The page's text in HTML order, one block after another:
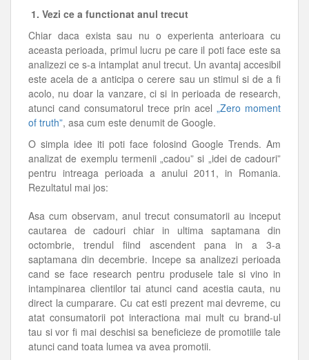
1. Vezi ce a functionat anul trecut
Chiar daca exista sau nu o experienta anterioara cu
aceasta perioada, primul lucru pe care il poti face este sa
analizezi ce s-a intamplat anul trecut. Un avantaj accesibil
este acela de a anticipa o cerere sau un stimul si de a fi
acolo, nu doar la vanzare, ci si in perioada de research,
atunci cand consumatorul trece prin acel „Zero moment
of truth”, asa cum este denumit de Google.
O simpla idee iti poti face folosind Google Trends. Am
analizat de exemplu termenii „cadou” si „idei de cadouri”
pentru intreaga perioada a anului 2011, in Romania.
Rezultatul mai jos:
Asa cum observam, anul trecut consumatorii au inceput
cautarea de cadouri chiar in ultima saptamana din
octombrie, trendul fiind ascendent pana in a 3-a
saptamana din decembrie. Incepe sa analizezi perioada
cand se face research pentru produsele tale si vino in
intampinarea clientilor tai atunci cand acestia cauta, nu
direct la cumparare. Cu cat esti prezent mai devreme, cu
atat consumatorii pot interactiona mai mult cu brand-ul
tau si vor fi mai deschisi sa beneficieze de promotiile tale
atunci cand toata lumea va avea promotii.